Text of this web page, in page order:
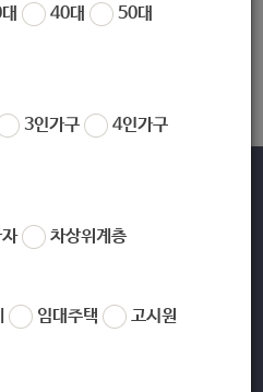
40대
50대
3인가구
4인가구
차상위계층
임대주택
고시원
437(상계동) TEL 02-2116-3114
일/당직실) FAX 02-2116-4666